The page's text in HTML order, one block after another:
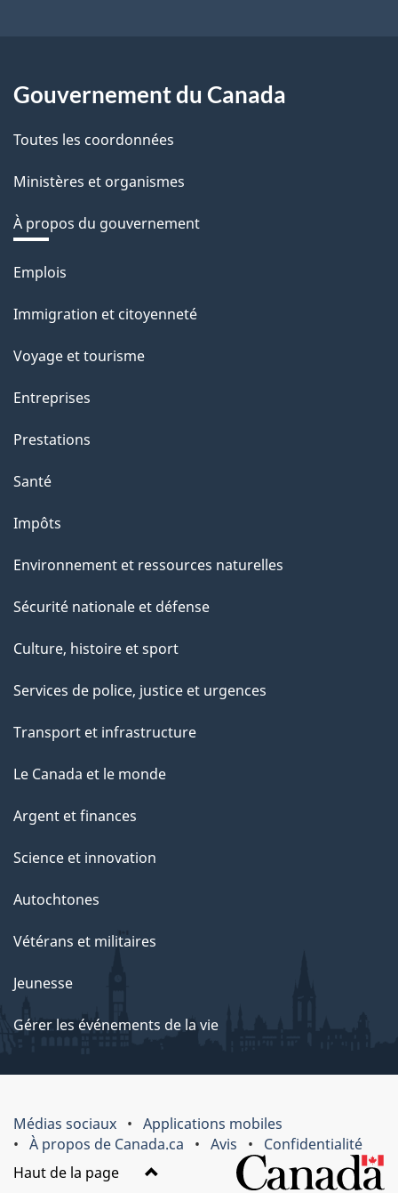
Gouvernement du Canada
Toutes les coordonnées
Ministères et organismes
À propos du gouvernement
Thèmes
sujets
Emplois
Immigration et citoyenneté
Voyage et tourisme
Entreprises
Prestations
Santé
Impôts
Environnement et ressources naturelles
Sécurité nationale et défense
Culture, histoire et sport
Services de police, justice et urgences
Transport et infrastructure
Le Canada et le monde
Argent et finances
Science et innovation
Autochtones
Vétérans et militaires
Jeunesse
Gérer les événements de la vie
Médias sociaux
Applications mobiles
À propos de Canada.ca
Avis
Confidentialité
Haut de la page